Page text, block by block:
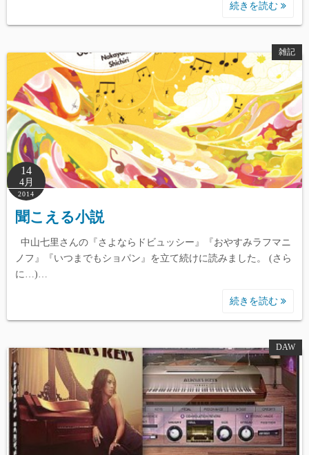
続きを読む
雑記
14
4月
2014
聞こえる小説
中山七里さんの『さよならドビュッシー』『おやすみラフマニ
ノフ』『いつまでもショパン』を立て続けに読みました。 (さら
に…)…
続きを読む
DAW